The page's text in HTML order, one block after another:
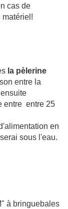
cas de
matériel!
la pèlerine
entre la
entre entre 25
en
sous l'eau.
à bringuebales